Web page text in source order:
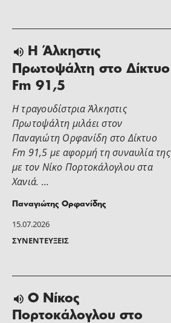
15.07.2026
ΣΥΝΕΝΤΕΎΞΕΙΣ
H Άλκηστις
Πρωτοψάλτη στο Δίκτυο
Fm 91,5
Η τραγουδίστρια Άλκηστις
Πρωτοψάλτη μιλάει στoν
Παναγιώτη Ορφανίδη στο Δίκτυο
Fm 91,5 με αφορμή τη συναυλία της
με τον Νίκο Πορτοκάλογλου στα
Χανιά. …
Παναγιώτης Ορφανίδης
Ο Νίκος
Πορτοκάλογλου στο